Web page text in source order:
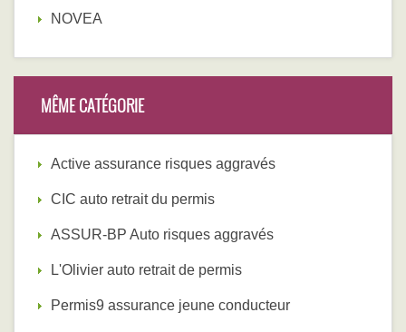
NOVEA
MÊME CATÉGORIE
Active assurance risques aggravés
CIC auto retrait du permis
ASSUR-BP Auto risques aggravés
L'Olivier auto retrait de permis
Permis9 assurance jeune conducteur